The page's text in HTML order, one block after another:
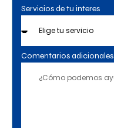
Servicios de tu interes
Comentarios adicionales